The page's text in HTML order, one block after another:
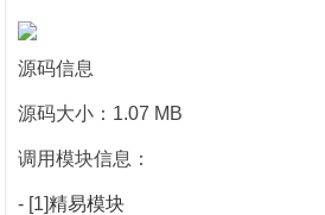
源码信息
源码大小：1.07 MB
调用模块信息：
- [1]精易模块